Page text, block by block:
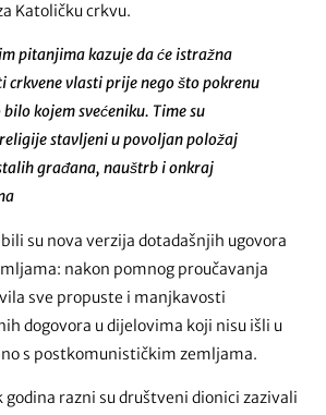
Katoličku crkvu.
pitanjima kazuje da će istražna
crkvene vlasti prije nego što pokrenu
kojem svećeniku. Time su
stavljeni u povoljan položaj
građana, nauštrb i onkraj
su nova verzija dotadašnjih ugovora
nakon pomnog proučavanja
sve propuste i manjkavosti
dogovora u dijelovima koji nisu išli u
s postkomunističkim zemljama.
godina razni su društveni dionici zazivali